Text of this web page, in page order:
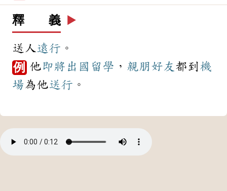
釋 義 ▶️
送人遠行 。
例 他即將 出國 留學 ， 親朋好友 都到 機
場為他送行 。